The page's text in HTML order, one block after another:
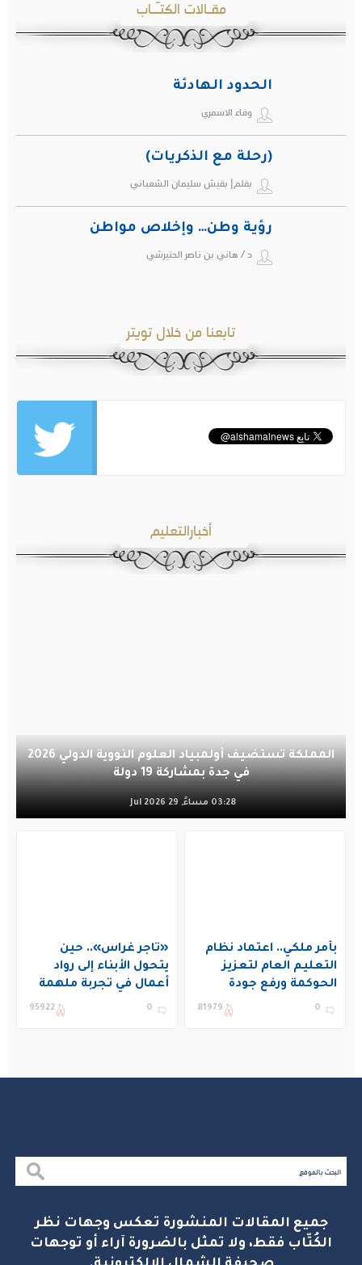
مقـالات الكتـّـاب
الحدود الهادئة
وفاء الاسمري
(رحلة مع الذكريات)
بقلم| بقيش سليمان الشعباني
رؤية وطن… وإخلاص مواطن
د / هاني بن ناصر الحتيرشي
تابعنا من خلال تويتر
أخبارالتعليم
المملكة تستضيف أولمبياد العلوم النووية الدولي 2026
في جدة بمشاركة 19 دولة
03:28 مساءً, 29 Jul 2026
بأمر ملكي.. اعتماد نظام
التعليم العام لتعزيز
الحوكمة ورفع جودة
التعليم في المملكة
0
81979
«تاجر غراس».. حين
يتحول الأبناء إلى رواد
أعمال في تجربة ملهمة
بنادي غراس الصيفي
0
95922
جميع المقالات المنشورة تعكس وجهات نظر
الكُتّاب فقط، ولا تمثل بالضرورة آراء أو توجهات